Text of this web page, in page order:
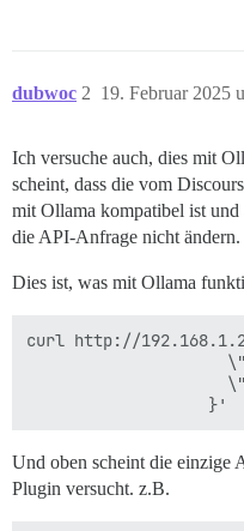
dubwoc 19. Februar 2025
2
Ich versuche auch, dies mit
scheint, dass die vom
mit Ollama kompatibel ist
die API-Anfrage nicht ändern.
Dies ist, was mit Ollama
curl http://
Und oben scheint die einzige
Plugin versucht. z.B.